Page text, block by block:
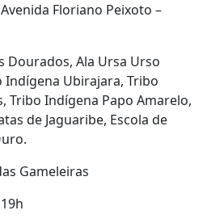
Floriano Peixoto –
Dourados, Ala Ursa Urso
Indígena Ubirajara, Tribo
Tribo Indígena Papo Amarelo,
de Jaguaribe, Escola de
Gameleiras